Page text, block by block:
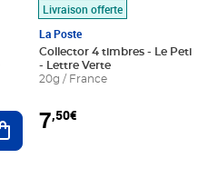
Ajouter au panier
Livraison offerte
La Poste
Collector 4 timbres - Le Petit
- Lettre Verte
20g / France
7,50€